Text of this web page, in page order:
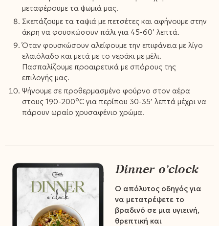
μεταφέρουμε τα ψωμιά μας.
Σκεπάζουμε τα ταψιά με πετσέτες και αφήνουμε στην
άκρη να φουσκώσουν πάλι για 45-60’ λεπτά.
Όταν φουσκώσουν αλείφουμε την επιφάνεια με λίγο
ελαιόλαδο και μετά με το νεράκι με μέλι.
Πασπαλίζουμε προαιρετικά με σπόρους της
επιλογής μας.
Ψήνουμε σε προθερμασμένο φούρνο στον αέρα
στους 190-200°C για περίπου 30-35’ λεπτά μέχρι να
πάρουν ωραίο χρυσαφένιο χρώμα.
Dinner o’clock
Ο απόλυτος οδηγός για
να μετατρέψετε το
βραδινό σε μια υγιεινή,
θρεπτική και